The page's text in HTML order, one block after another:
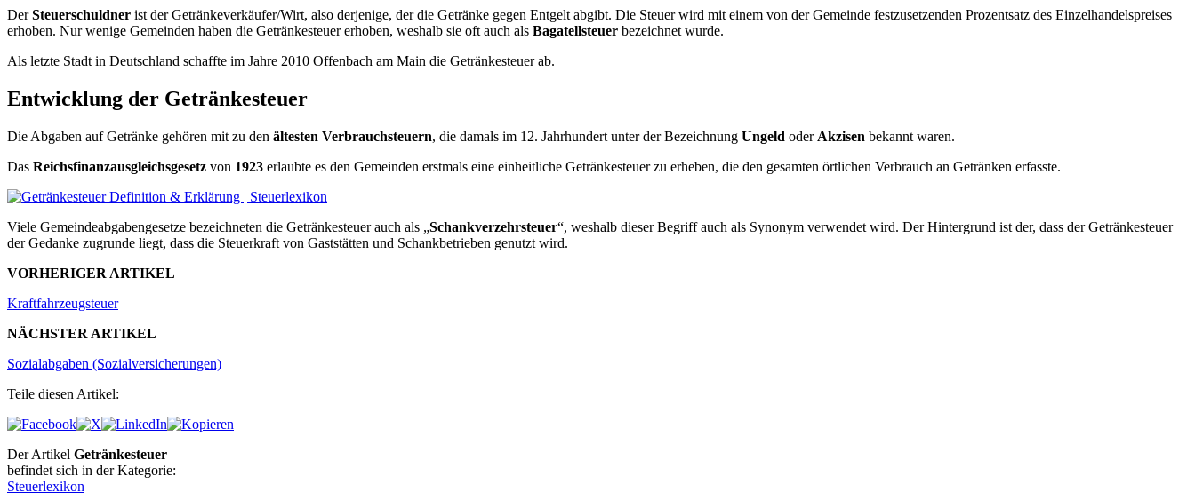
DerSteuerschuldner ist der Getränkeverkäufer/Wirt, also derjenige, der die Getränke gegen Entgelt abgibt. Die Steuer wird mit einem von der Gemeinde festzusetzenden Prozentsatz des Einzelhandelspreises
erhoben. Nur wenige Gemeinden haben die Getränkesteuer erhoben, weshalb sie oft auch als Bagatellsteuer bezeichnet wurde.
Als letzte Stadt in Deutschland schaffte im Jahre 2010 Offenbach am Main die Getränkesteuer ab.
Entwicklung der Getränkesteuer
Die Abgaben auf Getränke gehören mit zu den ältesten Verbrauchsteuern, die damals im 12. Jahrhundert unter der Bezeichnung Ungeld oder Akzisen bekannt waren.
Das Reichsfinanzausgleichsgesetz von 1923 erlaubte es den Gemeinden erstmals eine einheitliche Getränkesteuer zu erheben, die den gesamten örtlichen Verbrauch an Getränken erfasste.
Viele Gemeindeabgabengesetze bezeichneten die Getränkesteuer auch als „Schankverzehrsteuer“, weshalb dieser Begriff auch als Synonym verwendet wird. Der Hintergrund ist der, dass der Getränkesteuer
der Gedanke zugrunde liegt, dass die Steuerkraft von Gaststätten und Schankbetrieben genutzt wird.
VORHERIGER ARTIKEL
Kraftfahrzeugsteuer
NÄCHSTER ARTIKEL
Sozialabgaben (Sozialversicherungen)
Teile diesen Artikel:
Der Artikel Getränkesteuer
befindet sich in der Kategorie:
Steuerlexikon